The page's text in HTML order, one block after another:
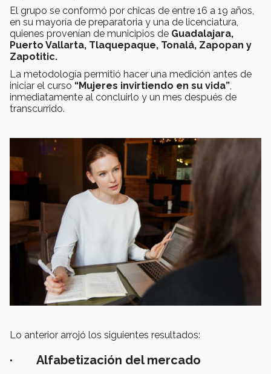
El grupo se conformó por chicas de entre 16 a 19 años,
en su mayoría de preparatoria y una de licenciatura,
quienes provenían de municipios de Guadalajara,
Puerto Vallarta, Tlaquepaque, Tonalá, Zapopan y
Zapotitic.
La metodología permitió hacer una medición antes de
iniciar el curso “Mujeres invirtiendo en su vida”,
inmediatamente al concluirlo y un mes después de
transcurrido.
Lo anterior arrojó los siguientes resultados:
· Alfabetización del mercado